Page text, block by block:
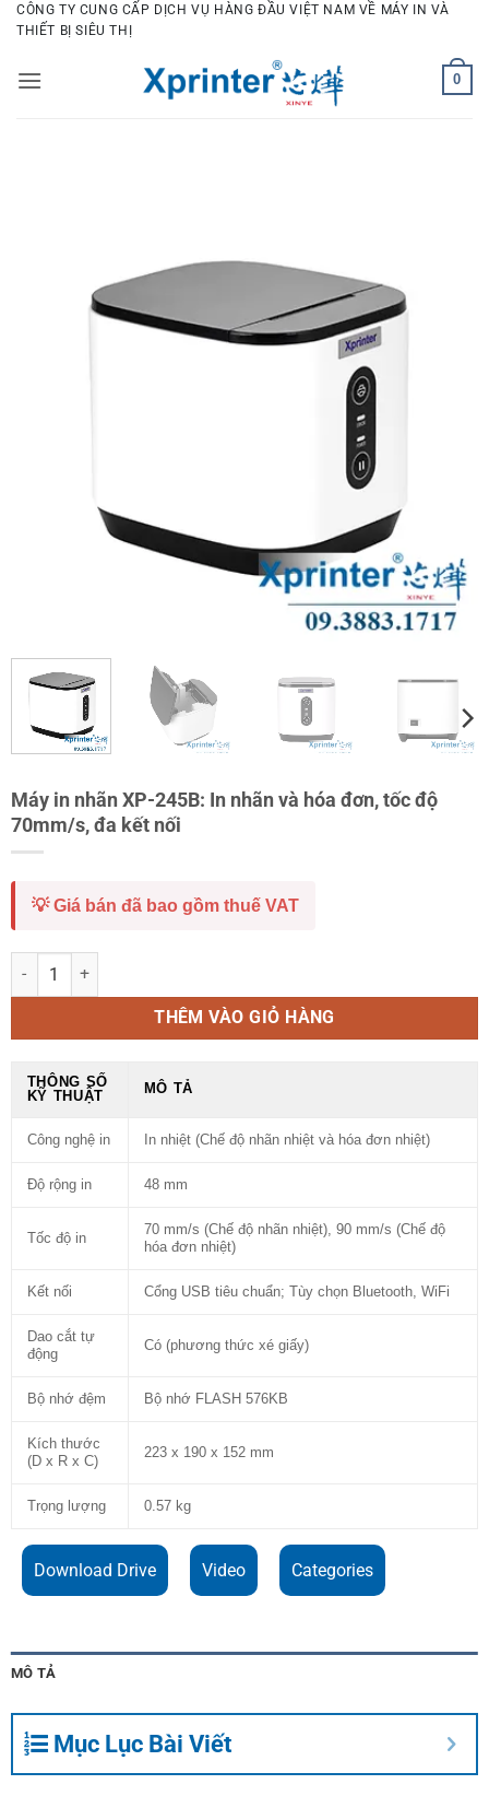
Bỏ
qua
dung
CÔNG TY CUNG CẤP DỊCH VỤ HÀNG ĐẦU VIỆT NAM VỀ MÁY IN VÀ
THIẾT BỊ SIÊU THỊ
0
Máy in nhãn XP-245B: In nhãn và hóa đơn, tốc độ
70mm/s, đa kết nối
💡 Giá bán đã bao gồm thuế VAT
Máy in nhãn XP-245B: In nhãn và hóa đơn, tốc độ 70mm/s, đa kết
THÊM VÀO GIỎ HÀNG
THÔNG SỐ
KỸ THUẬT
MÔ TẢ
Công nghệ in In nhiệt (Chế độ nhãn nhiệt và hóa đơn nhiệt)
Độ rộng in 48 mm
Tốc độ in
70 mm/s (Chế độ nhãn nhiệt), 90 mm/s (Chế độ
hóa đơn nhiệt)
Kết nối Cổng USB tiêu chuẩn; Tùy chọn Bluetooth, WiFi
Dao cắt tự
động
Có (phương thức xé giấy)
Bộ nhớ đệm Bộ nhớ FLASH 576KB
Kích thước
(D x R x C)
223 x 190 x 152 mm
Trọng lượng 0.57 kg
Download Drive Video Categories
MÔ TẢ
Mục Lục Bài Viết